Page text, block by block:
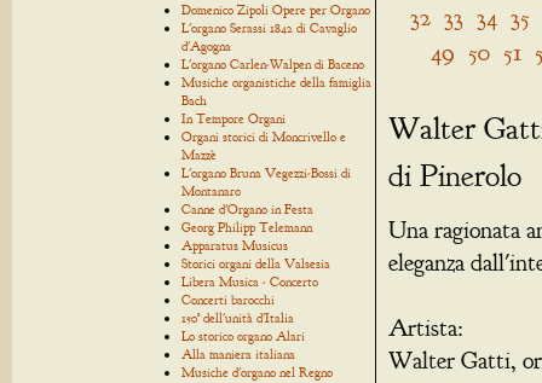
Domenico Zipoli Opere per Organo
L'organo Serassi 1842 di Cavaglio
d'Agogna
L'organo Carlen-Walpen di Baceno
Musiche organistiche della famiglia
Bach
In Tempore Organi
Organi storici di Moncrivello e
Mazzè
L'organo Bruna Vegezzi-Bossi di
Montanaro
Canne d'Organo in Festa
Georg Philipp Telemann
Apparatus Musicus
Storici organi della Valsesia
Libera Musica - Concerto
Concerti barocchi
150° dell'unità d'Italia
Lo storico organo Alari
Alla maniera italiana
Musiche d'organo nel Regno
32 33 34 35
49 50 51
Walter
di Pinerolo
Una ragionata
eleganza
Artista:
Walter Gatti,